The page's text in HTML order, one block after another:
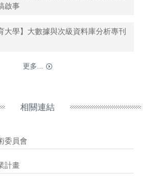
啟事
大學】大數據與次級資料庫分析專刊
更多...
相關連結
委員會
計畫